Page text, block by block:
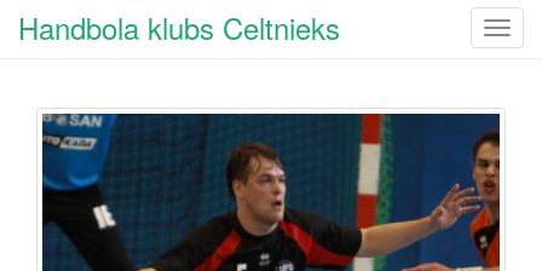
T
g
l
e
n
a
Handbola klubs Celtnieks